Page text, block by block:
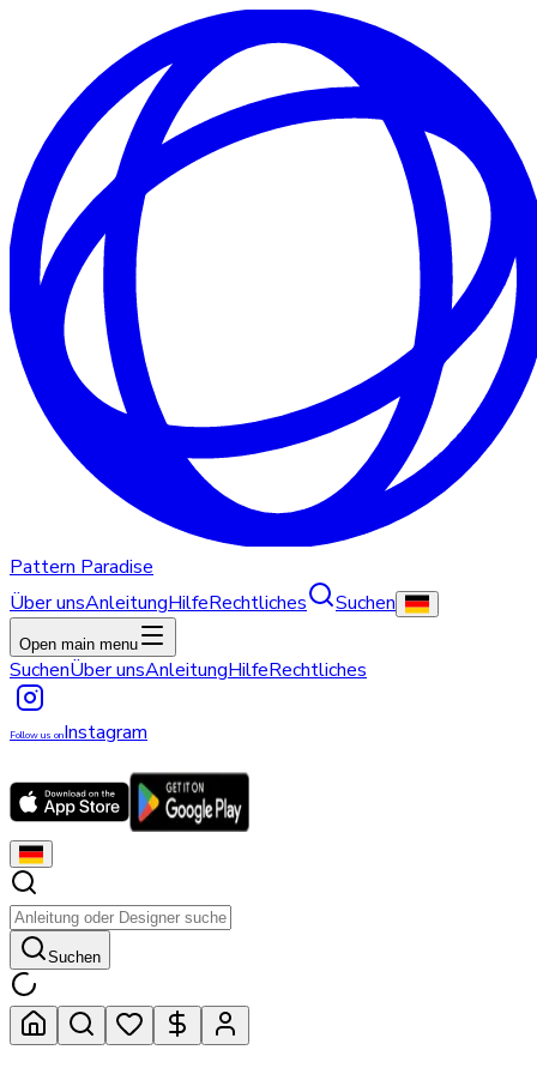
Pattern Paradise
Über unsAnleitungHilfeRechtliches Suchen
Open main menu
SuchenÜber unsAnleitungHilfeRechtliches
Follow us onInstagram
Suchen